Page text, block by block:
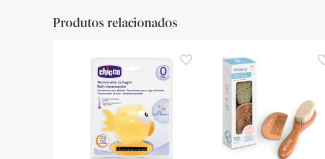
De momento, não dispomos de imagens de segurança para
sobre segurança, não hesites em contactar-nos. Além
Produtos relacionados